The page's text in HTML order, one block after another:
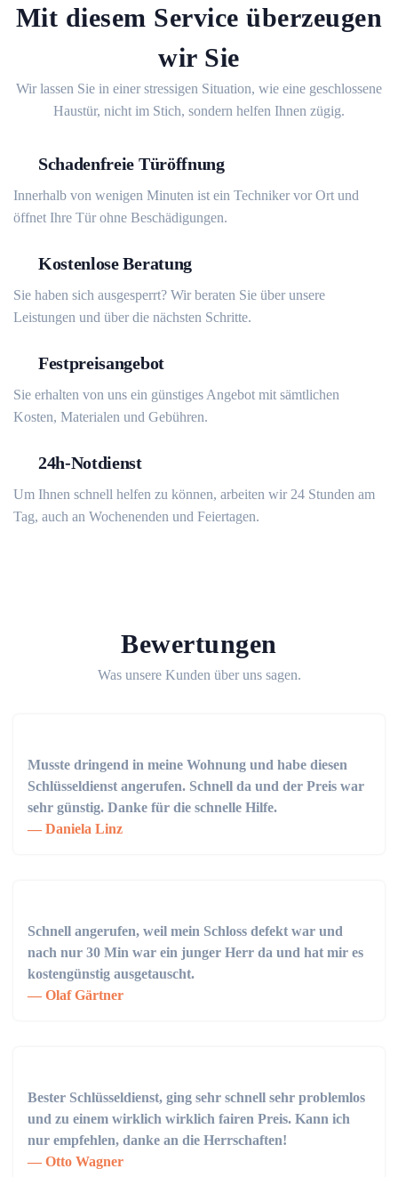
Mit diesem Service überzeugen
wir Sie
Wir lassen Sie in einer stressigen Situation, wie eine geschlossene
Haustür, nicht im Stich, sondern helfen Ihnen zügig.
Schadenfreie Türöffnung
Innerhalb von wenigen Minuten ist ein Techniker vor Ort und
öffnet Ihre Tür ohne Beschädigungen.
Kostenlose Beratung
Sie haben sich ausgesperrt? Wir beraten Sie über unsere
Leistungen und über die nächsten Schritte.
Festpreisangebot
Sie erhalten von uns ein günstiges Angebot mit sämtlichen
Kosten, Materialen und Gebühren.
24h-Notdienst
Um Ihnen schnell helfen zu können, arbeiten wir 24 Stunden am
Tag, auch an Wochenenden und Feiertagen.
Bewertungen
Was unsere Kunden über uns sagen.
Musste dringend in meine Wohnung und habe diesen
Schlüsseldienst angerufen. Schnell da und der Preis war
sehr günstig. Danke für die schnelle Hilfe.
Daniela Linz
Schnell angerufen, weil mein Schloss defekt war und
nach nur 30 Min war ein junger Herr da und hat mir es
kostengünstig ausgetauscht.
Olaf Gärtner
Bester Schlüsseldienst, ging sehr schnell sehr problemlos
und zu einem wirklich wirklich fairen Preis. Kann ich
nur empfehlen, danke an die Herrschaften!
Otto Wagner